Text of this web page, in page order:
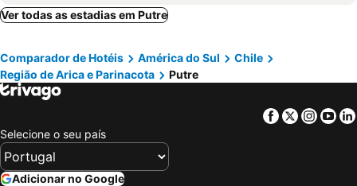
Ver todas as estadias em Putre
Comparador de Hotéis América do Sul
Chile
Região de Arica e Parinacota
Putre
Facebook
Twitter
Selecione o seu país
Adicionar no Google